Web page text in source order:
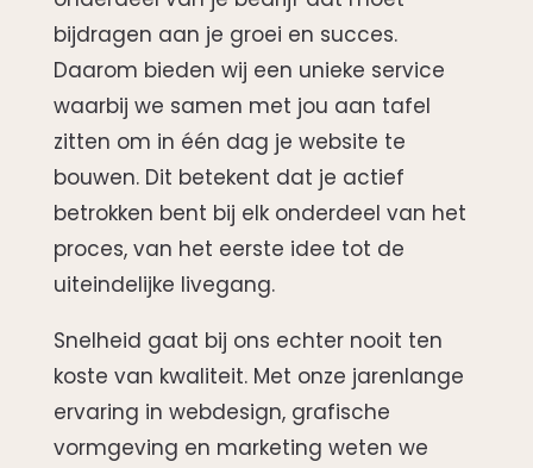
bijdragen aan je groei en succes.
Daarom bieden wij een unieke service
waarbij we samen met jou aan tafel
zitten om in één dag je website te
bouwen. Dit betekent dat je actief
betrokken bent bij elk onderdeel van het
proces, van het eerste idee tot de
uiteindelijke livegang.
Snelheid gaat bij ons echter nooit ten
koste van kwaliteit. Met onze jarenlange
ervaring in webdesign, grafische
vormgeving en marketing weten we